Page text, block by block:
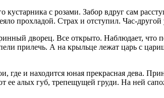
с розами. Забор вдруг сам
прохладой. Страх и отступил. Час-другой
дворец. Все открыто. Наблюдает,
прилечь. А на крыльце лежат царь с
где и находится юная прекрасная дева.
ее алых губ, трепещущей груди. На ней